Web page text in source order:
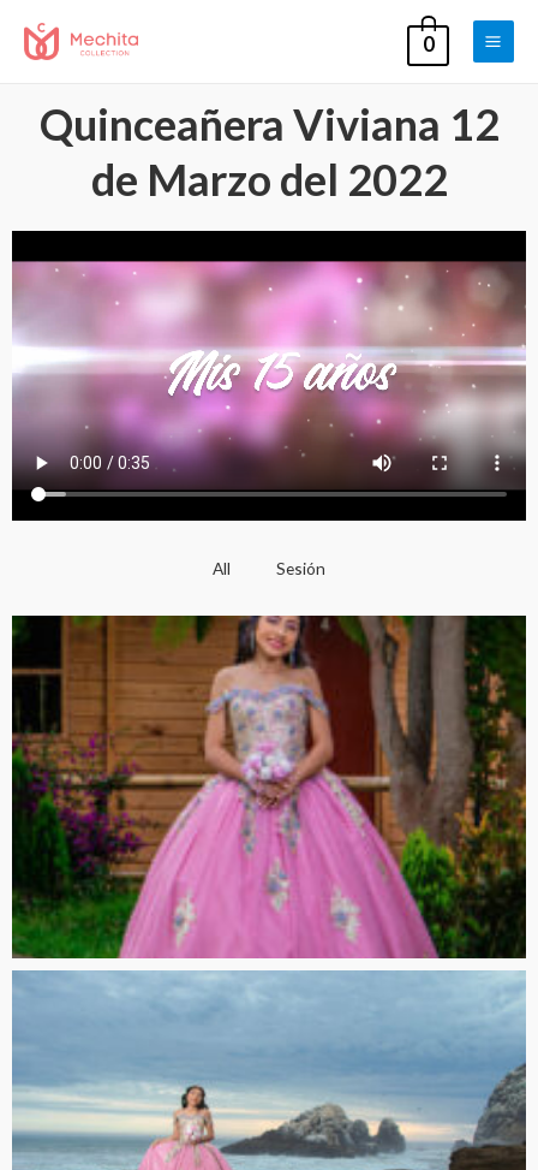
0
Quinceañera Viviana 12
de Marzo del 2022
All Sesión